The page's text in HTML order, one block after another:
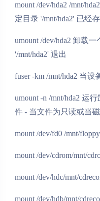
mount /dev/hda2 /mnt/hda2
定目录 '/mnt/hda2' 已经
umount /dev/hda2 卸载
'/mnt/hda2' 退出
fuser -km /mnt/hda2 当
umount -n /mnt/hda2 运
件 - 当文件为只读或当
mount /dev/fd0 /mnt/
mount /dev/cdrom/mnt/
mount /dev/hdc/mnt/
mount /dev/hdb/mnt/